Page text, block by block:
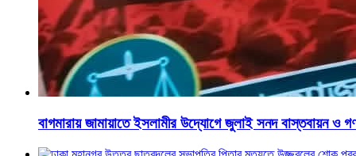
বাগমারায় জামায়াতে ইসলামীর উদ্যোগে জুলাই সনদ বাস্তবায়ন ও